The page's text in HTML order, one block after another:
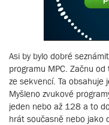
Asi by bylo dobré
programu MPC. Začnu
ze sekvencí. Ta obsahuje
Myšleno zvukové
jeden nebo až 128 a to
hrát současně nebo jako